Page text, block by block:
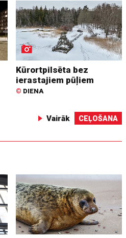
Kūrortpilsēta bez
ierastajiem pūļiem
© DIENA
Vairāk CEĻOŠANA